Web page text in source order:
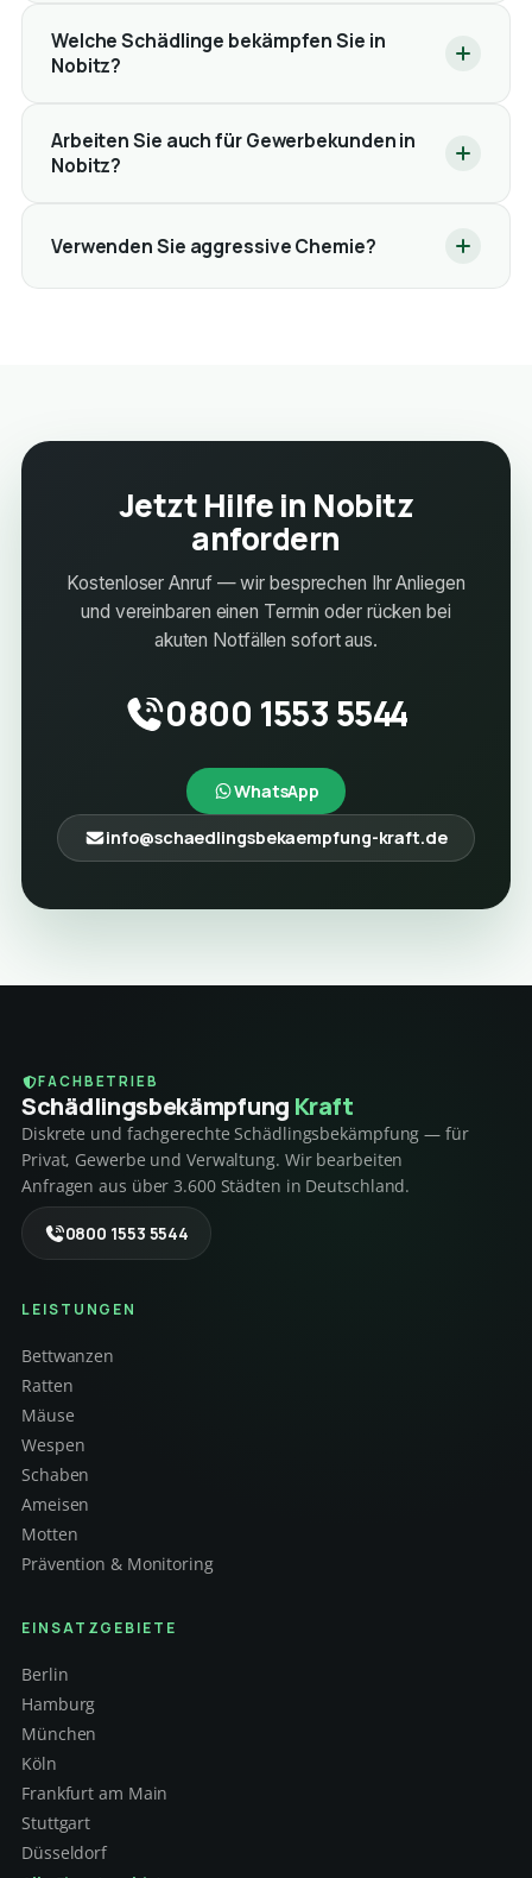
Welche Schädlinge bekämpfen Sie in
Nobitz?
Arbeiten Sie auch für Gewerbekunden in
Nobitz?
Verwenden Sie aggressive Chemie?
Jetzt Hilfe in Nobitz
anfordern
Kostenloser Anruf — wir besprechen Ihr Anliegen
und vereinbaren einen Termin oder rücken bei
akuten Notfällen sofort aus.
0800 1553 5544
WhatsApp
info@schaedlingsbekaempfung-kraft.de
FACHBETRIEB
Schädlings­bekämpfung Kraft
Diskrete und fachgerechte Schädlingsbekämpfung — für
Privat, Gewerbe und Verwaltung. Wir bearbeiten
Anfragen aus über 3.600 Städten in Deutschland.
0800 1553 5544
LEISTUNGEN
Bettwanzen
Ratten
Mäuse
Wespen
Schaben
Ameisen
Motten
Prävention & Monitoring
EINSATZGEBIETE
Berlin
Hamburg
München
Köln
Frankfurt am Main
Stuttgart
Düsseldorf